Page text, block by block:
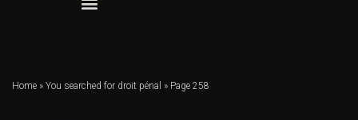
Home » You searched for droit pénal » Page 258